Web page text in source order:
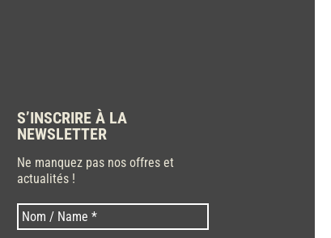
S’INSCRIRE À LA
NEWSLETTER
Ne manquez pas nos offres et
actualités !
Nom * Nom